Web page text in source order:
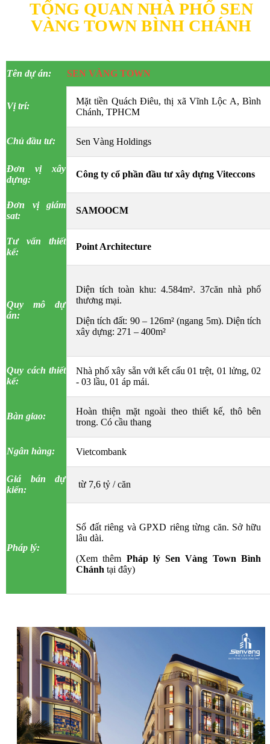
TỔNG QUAN NHÀ PHỐ SEN
VÀNG TOWN BÌNH CHÁNH
Tên dự án: SEN VÀNG TOWN
Vị trí:
Mặt tiền Quách Điêu, thị xã Vĩnh Lộc A, Bình
Chánh, TPHCM
Chủ đầu tư: Sen Vàng Holdings
Đơn vị xây
dựng:
Công ty cổ phần đầu tư xây dựng Viteccons
Đơn vị giám
sat:
SAMOOCM
Tư vấn thiết
kế:
Point Architecture
Quy mô dự
án:
Diện tích toàn khu: 4.584m². 37căn nhà phố
thương mại.
Diện tích đất: 90 – 126m² (ngang 5m). Diện tích
xây dựng: 271 – 400m²
Quy cách thiết
kế:
Nhà phố xây sẵn với kết cấu 01 trệt, 01 lửng, 02
- 03 lầu, 01 áp mái.
Bàn giao:
Hoàn thiện mặt ngoài theo thiết kế, thô bên
trong. Có cầu thang
Ngân hàng: Vietcombank
Giá bán dự
kiến:
từ 7,6 tỷ / căn
Pháp lý:
Sổ đất riêng và GPXD riêng từng căn. Sở hữu
lâu dài.
(Xem thêm Pháp lý Sen Vàng Town Bình
Chánh tại đây)